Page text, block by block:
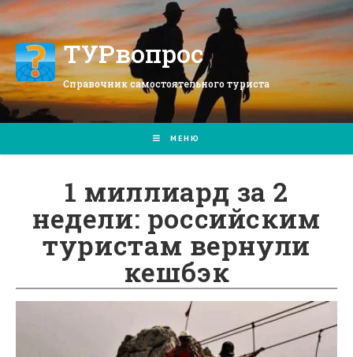
Перейти
к
содержимомуТУРвопрос
Справочник самостоятельного туриста
МЕНЮ
1 миллиард за 2
недели: российским
туристам вернули
кешбэк